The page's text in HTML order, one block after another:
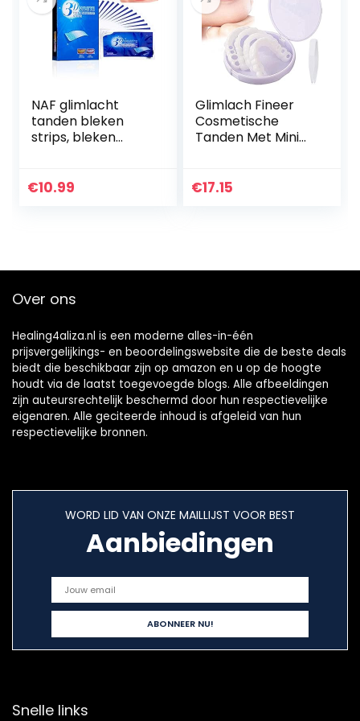
NAF glimlacht
tanden bleken
strips, bleken
professionele non-
€10.99
Glimlach Fineer
Cosmetische
Tanden Met Mini
Kunstgebit Nep
€17.15
Over ons
Healing4aliza.nl is een moderne alles-in-één
prijsvergelijkings- en beoordelingswebsite die de beste deals
biedt die beschikbaar zijn op amazon en u op de hoogte
houdt via de laatst toegevoegde blogs. Alle afbeeldingen
zijn auteursrechtelijk beschermd door hun respectievelijke
eigenaren. Alle geciteerde inhoud is afgeleid van hun
respectievelijke bronnen.
WORD LID VAN ONZE MAILLIJST VOOR BEST
Aanbiedingen
Snelle links